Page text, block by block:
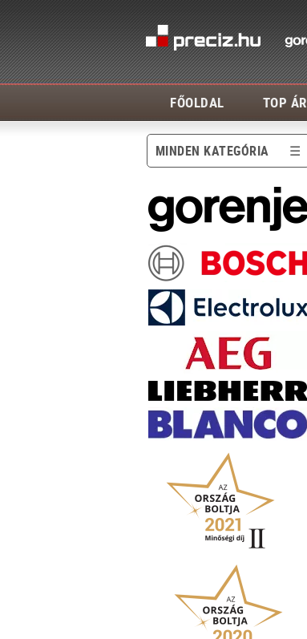
FŐOLDAL TOP ÁR
MINDEN KATEGÓRIA